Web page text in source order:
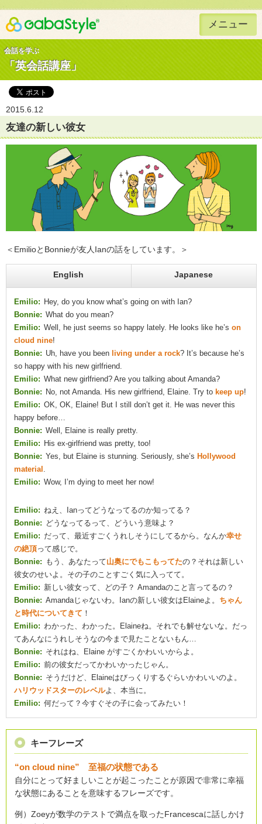
Gaba Style 無料で英語学習 メニュー
会話を学ぶ
「英会話講座」
2015.6.12
友達の新しい彼女
＜EmilioとBonnieが友人Ianの話をしています。＞
English Japanese
Emilio: Hey, do you know what’s going on with Ian?
Bonnie: What do you mean?
Emilio: Well, he just seems so happy lately. He looks like he’s on
cloud nine!
Bonnie: Uh, have you been living under a rock? It’s because he’s
so happy with his new girlfriend.
Emilio: What new girlfriend? Are you talking about Amanda?
Bonnie: No, not Amanda. His new girlfriend, Elaine. Try to keep up!
Emilio: OK, OK, Elaine! But I still don’t get it. He was never this
happy before…
Bonnie: Well, Elaine is really pretty.
Emilio: His ex-girlfriend was pretty, too!
Bonnie: Yes, but Elaine is stunning. Seriously, she’s Hollywood
material .
Emilio: Wow, I’m dying to meet her now!
Emilio: ねえ、Ianってどうなってるのか知ってる？
Bonnie: どうなってるって、どういう意味よ？
Emilio: だって、最近すごくうれしそうにしてるから。なんか幸せ
の絶頂って感じで。
Bonnie: もう、あなたって山奥にでもこもってたの？それは新しい
彼女のせいよ。その子のことすごく気に入ってて。
Emilio: 新しい彼女って、どの子？ Amandaのこと言ってるの？
Bonnie: Amandaじゃないわ。Ianの新しい彼女はElaineよ。 ちゃん
と時代についてきて ！
Emilio: わかった、わかった。Elaineね。それでも解せないな。だっ
てあんなにうれしそうなの今まで見たことないもん…
Bonnie: それはね、Elaine がすごくかわいいからよ。
Emilio: 前の彼女だってかわいかったじゃん。
Bonnie: そうだけど、Elaineはびっくりするぐらいかわいいのよ。
ハリウッドスターのレベルよ、本当に。
Emilio: 何だって？今すぐその子に会ってみたい！
キーフレーズ
“on cloud nine” 至福の状態である
自分にとって好ましいことが起こったことが原因で非常に幸福
な状態にあることを意味するフレーズです。
例）Zoeyが数学のテストで満点を取ったFrancescaに話しかけ